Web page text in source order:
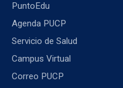
PuntoEdu
Agenda PUCP
Servicio de Salud
Campus Virtual
Correo PUCP